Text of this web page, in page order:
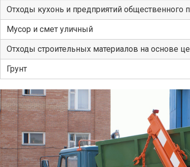
Отходы кухонь и предприятий общественного
Мусор и смет уличный
Отходы строительных материалов на основе
Грунт